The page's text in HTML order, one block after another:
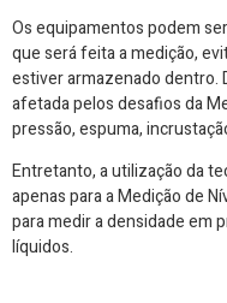
Os equipamentos podem
que será feita a medição,
estiver armazenado dentro.
afetada pelos desafios da
pressão, espuma,
Entretanto, a utilização da
apenas para a Medição de
para medir a densidade em
líquidos.